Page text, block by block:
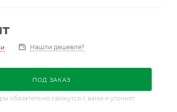
Нашли дешевле?
ПОД ЗАКАЗ
обязательно свяжутся с вами и уточнят